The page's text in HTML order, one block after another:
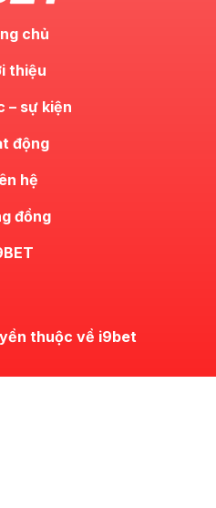
chủ
thiệu
– sự kiện
động
hệ
đồng
thuộc về i9bet